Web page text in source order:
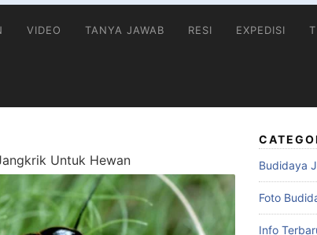
VIDEO TANYA JAWAB RESI EXPEDISI
Untuk Hewan
Budidaya
Foto
Info